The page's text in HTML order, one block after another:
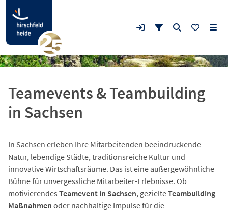
Teamevents & Teambuilding
in Sachsen
In Sachsen erleben Ihre Mitarbeitenden beeindruckende
Natur, lebendige Städte, traditionsreiche Kultur und
innovative Wirtschaftsräume. Das ist eine außergewöhnliche
Bühne für unvergessliche Mitarbeiter-Erlebnisse. Ob
motivierendes Teamevent in Sachsen, gezielteTeambuilding
Maßnahmen oder nachhaltige Impulse für die